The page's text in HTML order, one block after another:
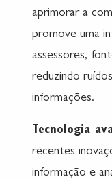
aprimorar a
promove uma
assessores,
reduzindo
informações.
Tecnologia
recentes
informação e